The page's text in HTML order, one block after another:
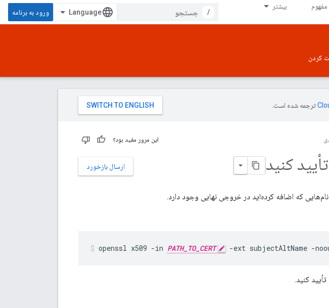
بیشتر
/ ورود به برنامه
کردن
ترجمه شده است.
این مرور مفید بود؟
ارسال بازخورد کنید
که اضافه کرده‌اید در خروجی نهایی وجود دارد.
openssl x509 -in PATH_TO_CERT -ext subjectAltName -
کنید.